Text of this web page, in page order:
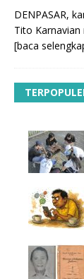
DENPASAR,
Tito
[baca